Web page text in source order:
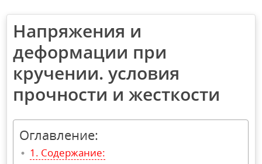
Напряжения и
деформации при
кручении. условия
прочности и жесткости
Оглавление:
Содержание: